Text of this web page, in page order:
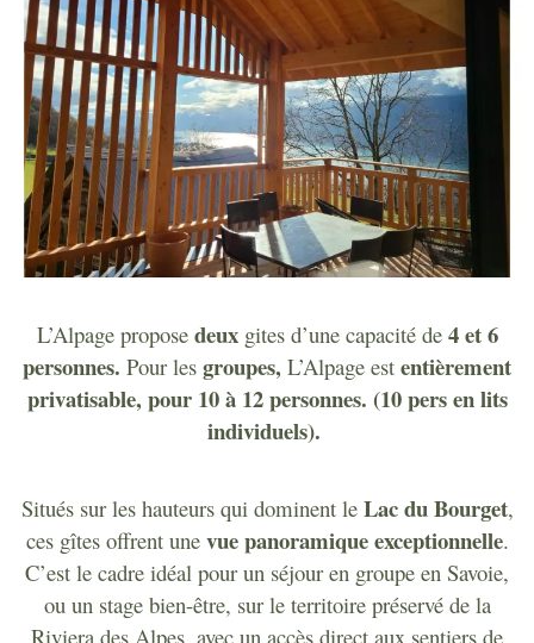
L’Alpage propose deuxgites d’une capacité de 4 et 6
personnes. Pour les groupes, L’Alpage est entièrement
privatisable, pour 10 à 12 personnes. (10 pers en lits
individuels).
Situés sur les hauteurs qui dominent le Lac du Bourget,
ces gîtes offrent une vue panoramique exceptionnelle.
C’est le cadre idéal pour un séjour en groupe en Savoie,
ou un stage bien-être, sur le territoire préservé de la
Riviera des Alpes, avec un accès direct aux sentiers de